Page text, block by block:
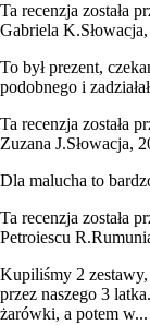
Ta recenzja została
Gabriela K.Słowacja,
To był prezent,
podobnego i
Ta recenzja została
Zuzana J.Słowacja,
Dla malucha to
Ta recenzja została
Petroiescu R.
Kupiliśmy 2 zestawy,
przez naszego 3
żarówki, a potem w...